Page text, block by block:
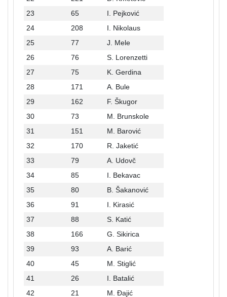
23
65
I. Pejković
24
208
I. Nikolaus
25
77
J. Mele
26
76
S. Lorenzetti
27
75
K. Gerdina
28
171
A. Bule
29
162
F. Škugor
30
73
M. Brunskole
31
151
M. Barović
32
170
R. Jaketić
33
79
A. Udovč
34
85
I. Bekavac
35
80
B. Šakanović
36
91
I. Kirasić
37
88
S. Katić
38
166
G. Sikirica
39
93
A. Barić
40
45
M. Stiglić
41
26
I. Batalić
42
21 M. Đajić